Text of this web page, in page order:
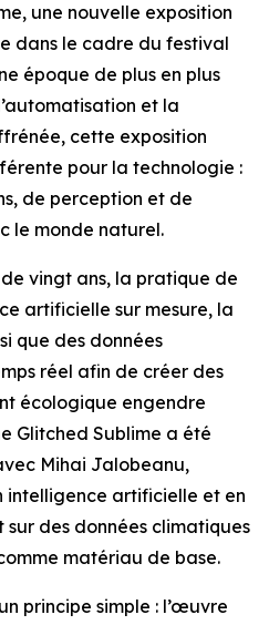
, une nouvelle exposition
dans le cadre du festival
époque de plus en plus
et la
cette exposition
pour la technologie :
de perception et de
le monde naturel.
vingt ans, la pratique de
artificielle sur mesure, la
que des données
réel afin de créer des
écologique engendre
Glitched Sublime a été
Mihai Jalobeanu,
intelligence artificielle et en
sur des données climatiques
matériau de base.
principe simple : l’œuvre